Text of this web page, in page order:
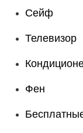
Сейф
Телевизор
Фен